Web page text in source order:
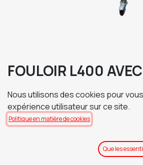
FOULOIR L400
TENSION D'ALIMENTATION
TABLEAU DE COMMANDE
Nous utilisons des cookies pour
expérience utilisateur sur ce site.
Politique en matière de cookies
Que les